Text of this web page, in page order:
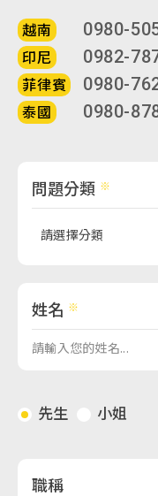
越南 0980-
印尼 0982-
菲律賓 0980-
泰國 0980-
問題分類
姓名
先生 小姐
職稱